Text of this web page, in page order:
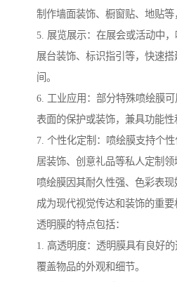
制作墙面装饰、橱窗贴、地贴等
5. 展览展示：在展会或活动中，
展台装饰、标识指引等，快速
间。
6. 工业应用：部分特殊喷绘膜
表面的保护或装饰，兼具功能性
7. 个性化定制：喷绘膜支持个
居装饰、创意礼品等私人定制领
喷绘膜因其耐久性强、色彩表现
成为现代视觉传达和装饰的重要
透明膜的特点包括：
1. 高透明度：透明膜具有良好
覆盖物品的外观和细节。